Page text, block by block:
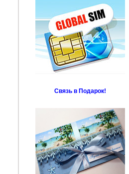
Связь в Подарок!